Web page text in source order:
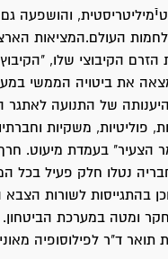
והושפעה
העולם.המציאות
הזרם הקיבוצי שלו,
את ביטויה הממשי
של התנועה לאתגר
פוליטיות, משקיות
הצעיר" בעמדת מיעוט.
נטלו חלק פעיל בכל
בהתגייסות לשורות
ומטה במערכת
ד"ר לפילוסופיה